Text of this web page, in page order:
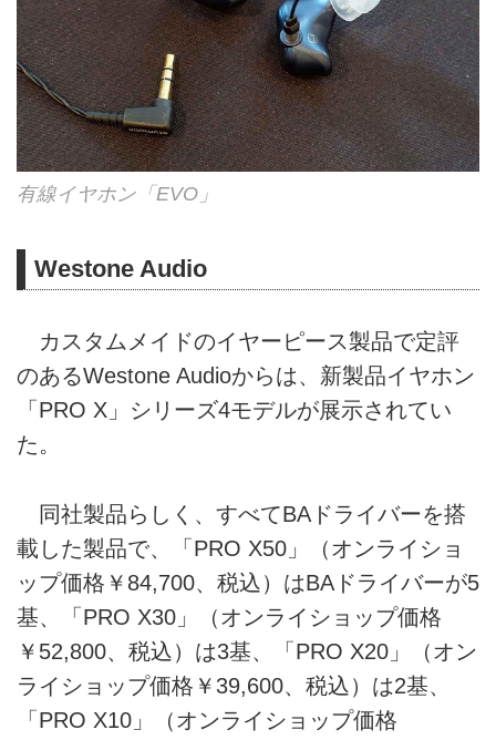
有線イヤホン「EVO」
Westone Audio
カスタムメイドのイヤーピース製品で定評
のあるWestone Audioからは、新製品イヤホン
「PRO X」シリーズ4モデルが展示されてい
た。
同社製品らしく、すべてBAドライバーを搭
載した製品で、「PRO X50」（オンライショ
ップ価格￥84,700、税込）はBAドライバーが5
基、「PRO X30」（オンライショップ価格
￥52,800、税込）は3基、「PRO X20」（オン
ライショップ価格￥39,600、税込）は2基、
「PRO X10」（オンライショップ価格